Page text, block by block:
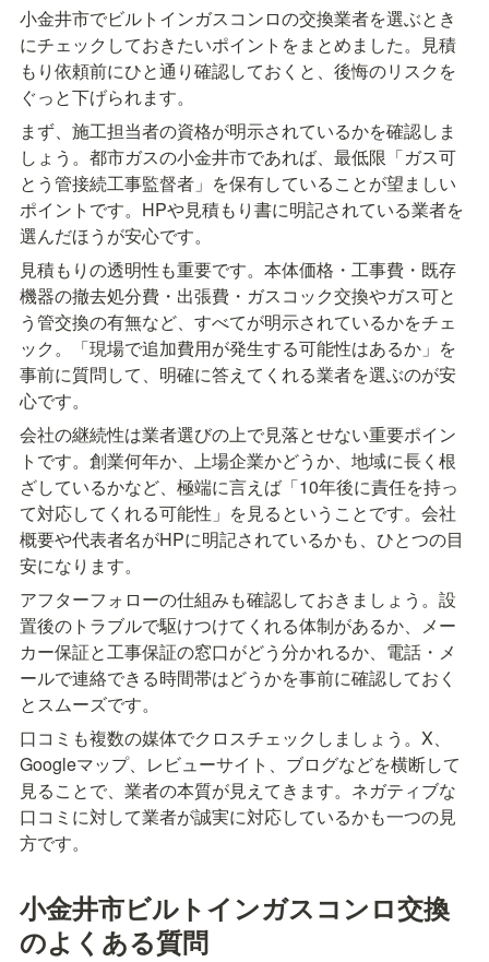
小金井市でビルトインガスコンロの交換業者を選ぶとき
にチェックしておきたいポイントをまとめました。見積
もり依頼前にひと通り確認しておくと、後悔のリスクを
ぐっと下げられます。
まず、施工担当者の資格が明示されているかを確認しま
しょう。都市ガスの小金井市であれば、最低限「ガス可
とう管接続工事監督者」を保有していることが望ましい
ポイントです。HPや見積もり書に明記されている業者を
選んだほうが安心です。
見積もりの透明性も重要です。本体価格・工事費・既存
機器の撤去処分費・出張費・ガスコック交換やガス可と
う管交換の有無など、すべてが明示されているかをチェ
ック。「現場で追加費用が発生する可能性はあるか」を
事前に質問して、明確に答えてくれる業者を選ぶのが安
心です。
会社の継続性は業者選びの上で見落とせない重要ポイン
トです。創業何年か、上場企業かどうか、地域に長く根
ざしているかなど、極端に言えば「10年後に責任を持っ
て対応してくれる可能性」を見るということです。会社
概要や代表者名がHPに明記されているかも、ひとつの目
安になります。
アフターフォローの仕組みも確認しておきましょう。設
置後のトラブルで駆けつけてくれる体制があるか、メー
カー保証と工事保証の窓口がどう分かれるか、電話・メ
ールで連絡できる時間帯はどうかを事前に確認しておく
とスムーズです。
口コミも複数の媒体でクロスチェックしましょう。X、
Googleマップ、レビューサイト、ブログなどを横断して
見ることで、業者の本質が見えてきます。ネガティブな
口コミに対して業者が誠実に対応しているかも一つの見
方です。
小金井市ビルトインガスコンロ交換
のよくある質問